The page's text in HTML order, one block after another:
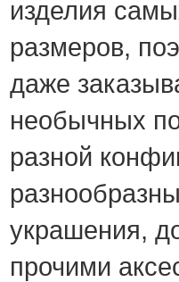
изделия
размеров,
даже
необычных
разной
украшения,
прочими